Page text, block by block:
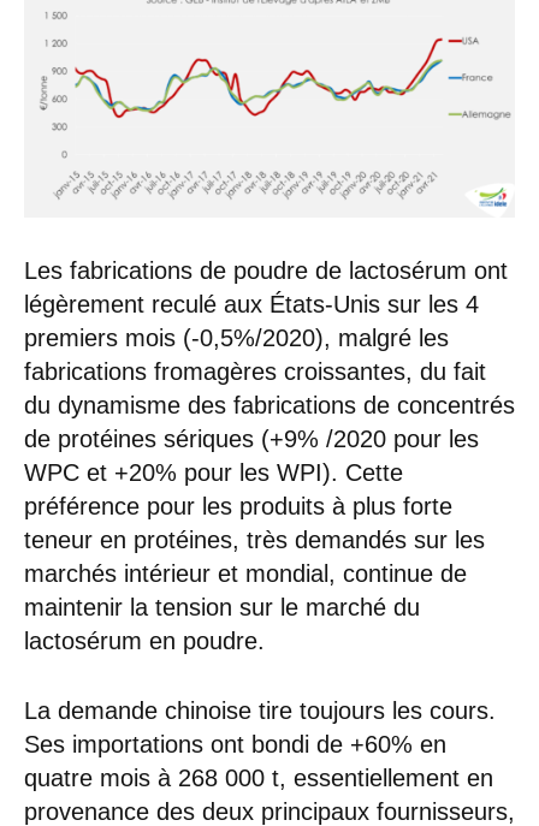
Les fabrications de poudre de lactosérum ont
légèrement reculé aux États-Unis sur les 4
premiers mois (-0,5%/2020), malgré les
fabrications fromagères croissantes, du fait
du dynamisme des fabrications de concentrés
de protéines sériques (+9% /2020 pour les
WPC et +20% pour les WPI). Cette
préférence pour les produits à plus forte
teneur en protéines, très demandés sur les
marchés intérieur et mondial, continue de
maintenir la tension sur le marché du
lactosérum en poudre.
La demande chinoise tire toujours les cours.
Ses importations ont bondi de +60% en
quatre mois à 268 000 t, essentiellement en
provenance des deux principaux fournisseurs,